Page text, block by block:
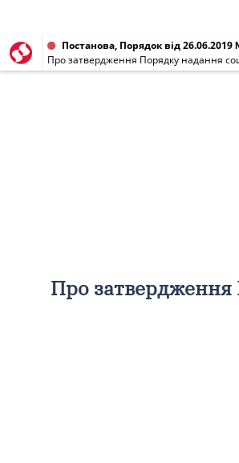
Постанова, Порядок від 26.06.2019